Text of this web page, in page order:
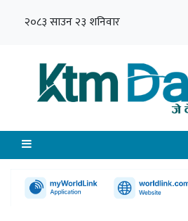
२०८३ साउन २३ शनिवार